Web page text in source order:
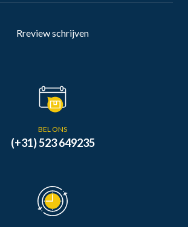
Rreview schrijven
BEL ONS
(+31) 523 649235